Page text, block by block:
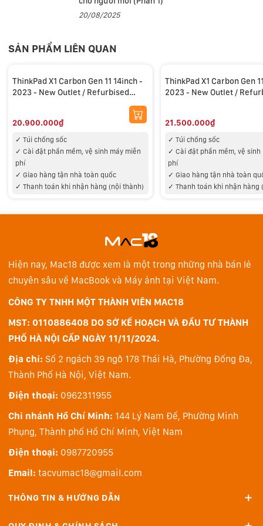
TÜV Rheinland và tích hợp công nghệ HDR500 True
tượng với chất lượng hình ảnh tốt, đặc biệt là trong
của ThinkPad X1 Carbon Gen 11 được trang bị công
nghệ chống ánh sáng xanh của Lenovo, giúp giảm
thiểu sự mệt mỏi và căng thẳng cho mắt của người
dùng. Công nghệ này giúp giảm lượng ánh sáng xanh
phát ra từ màn hình và có thể được kích hoạt hoặc tắt
tại bất kỳ thời điểm nào.
lượng hình ảnh sắc nét với góc nhìn rộng, màu sắc tái
tạo hài hòa. Tỷ lệ khung hình 16:10 rất phù hợp để lướt
web hoặc chỉnh sửa tài liệu do có diện tích lớn
hơn11%về chiều dọc so với màn hình 16:9 thông
thường, hiển thị thêm một đoạn văn bản và không cần
Màn hình cảm ứng mang đến sự tiện lợi khi sử dụng,
mình có thể thao tác trực tiếp trên màn hình mà không
nghệ Eyesafegiảm thiểu lượng ánh sáng xanh nhưng
vẫn đảm bảo chất lượng hình ảnh hiển thị, giúp hạn
20/08/2025
SẢN PHẨM LIÊN QUAN
ThinkPad X1 Carbon Gen 11 14inch -
2023 - New Outlet / Refurbised
Core I5 1335U 16GB 256GB FHD+
20.900.000₫
✓ Túi chống sốc
✓ Cài đặt phần mềm, vệ sinh máy miễn
phí
✓ Giao hàng tận nhà toàn quốc
✓ Thanh toán khi nhận hàng (nội thành)
ThinkPad X1 Carbon Gen
2023 - New Outlet /
21.500.000₫
✓ Túi chống sốc
✓Cài đặt phần mềm, vệ sinh
phí
✓Giao hàng tận nhà toàn
✓Thanh toán khi nhận hàng
Hiện nay, Mac18 được xem là một trong những nhà bán lẻ
chuyên sâu về MacBook và Máy ảnh tại Việt Nam.
CÔNG TY TNHH MỘT THÀNH VIÊN MAC18
MST: 0110886408 DO SỞ KẾ HOẠCH VÀ ĐẦU TƯ THÀNH
PHỐ HÀ NỘI CẤP NGÀY 11/11/2024.
Địa chỉ: Số 2 ngách 39 ngõ 178 Thái Hà, Phường Đống Đa,
Thành Phố Hà Nội, Việt Nam.
Điện thoại: 0962311955
Chi nhánh Hồ Chí Minh: 144 Lý Nam Đế, Phường Minh
Phụng, Thành phố Hồ Chí Minh, Việt Nam
Điện thoại: 0987720955
Email: tacvumac18@gmail.com
THÔNG TIN & HƯỚNG DẪN